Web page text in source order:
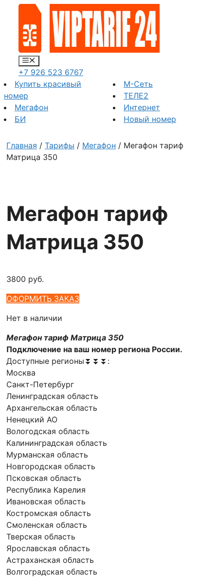
содержимому
Меню
+7 926 523 6767
Купить красивый
номер
Мегафон
БИ
М-Сеть
ТЕЛЕ2
Интернет
Новый номер
Главная / Тарифы / Мегафон / Мегафон тариф
Матрица 350
Мегафон тариф
Матрица 350
3800 руб.
ОФОРМИТЬ ЗАКАЗ
Нет в наличии
Мегафон тариф Матрица 350
Подключение на ваш номер региона России.
Доступные регионы⏬⏬⏬:
Москва
Санкт-Петербург
Ленинградская область
Архангельская область
Ненецкий АО
Вологодская область
Калининградская область
Мурманская область
Новгородская область
Псковская область
Республика Карелия
Ивановская область
Костромская область
Смоленская область
Тверская область
Ярославская область
Астраханская область
Волгоградская область